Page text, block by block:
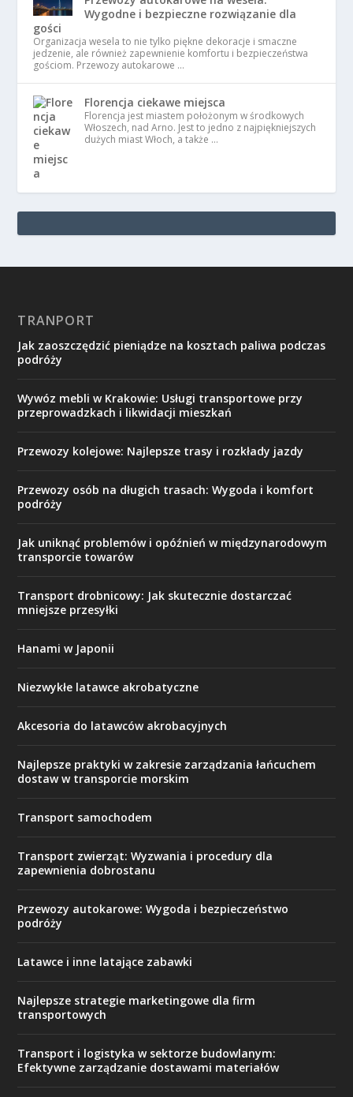
Wygodne i bezpieczne rozwiązanie dla
gości
Organizacja wesela to nie tylko piękne dekoracje i smaczne
jedzenie, ale również zapewnienie komfortu i bezpieczeństwa
gościom. Przewozy autokarowe …
Florencja ciekawe miejsca
Florencja jest miastem położonym w środkowych
Włoszech, nad Arno. Jest to jedno z najpiękniejszych
dużych miast Włoch, a także …
TRANPORT
Jak zaoszczędzić pieniądze na kosztach paliwa podczas
podróży
Wywóz mebli w Krakowie: Usługi transportowe przy
przeprowadzkach i likwidacji mieszkań
Przewozy kolejowe: Najlepsze trasy i rozkłady jazdy
Przewozy osób na długich trasach: Wygoda i komfort
podróży
Jak uniknąć problemów i opóźnień w międzynarodowym
transporcie towarów
Transport drobnicowy: Jak skutecznie dostarczać
mniejsze przesyłki
Hanami w Japonii
Niezwykłe latawce akrobatyczne
Akcesoria do latawców akrobacyjnych
Najlepsze praktyki w zakresie zarządzania łańcuchem
dostaw w transporcie morskim
Transport samochodem
Transport zwierząt: Wyzwania i procedury dla
zapewnienia dobrostanu
Przewozy autokarowe: Wygoda i bezpieczeństwo
podróży
Latawce i inne latające zabawki
Najlepsze strategie marketingowe dla firm
transportowych
Transport i logistyka w sektorze budowlanym:
Efektywne zarządzanie dostawami materiałów